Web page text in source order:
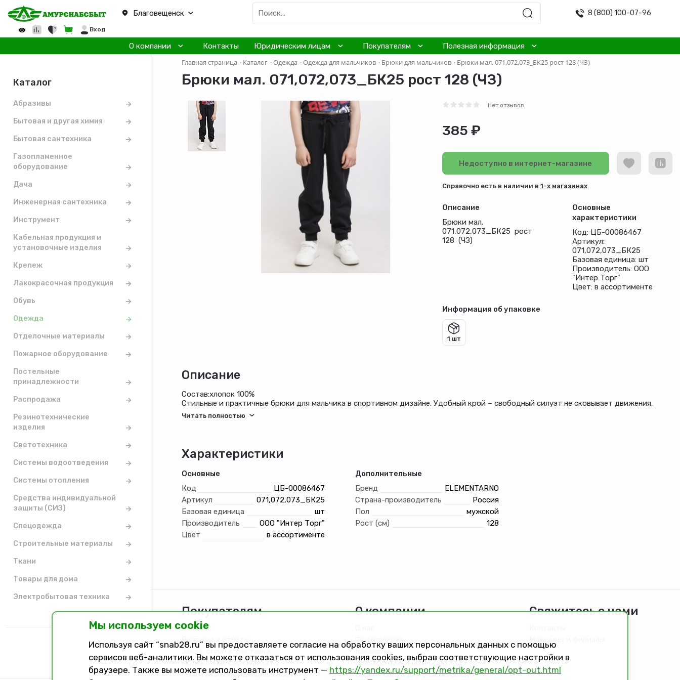
Благовещенск 8 (800) 100-07-96
Вход
О компании Контакты Юридическим лицам Покупателям Полезная информация
Каталог
Абразивы
Бытовая и другая химия
Бытовая сантехника
Газопламенное
оборудование
Дача
Инженерная сантехника
Инструмент
Кабельная продукция и
установочные изделия
Крепеж
Лакокрасочная продукция
Обувь
Одежда
Отделочные материалы
Пожарное оборудование
Постельные
принадлежности
Распродажа
Резинотехнические
изделия
Светотехника
Системы водоотведения
Системы отопления
Средства индивидуальной
защиты (СИЗ)
Спецодежда
Строительные материалы
Ткани
Товары для дома
Электробытовая техника
Главная страница · Каталог ·Одежда ·Одежда для мальчиков · Брюки для мальчиков · Брюки мал. 071,072,073_БК25 рост 128 (ЧЗ)
Брюки мал. 071,072,073_БК25 рост 128 (ЧЗ)
Нет отзывов
385 ₽
Недоступно в интернет-магазине
Cправочно есть в наличии в 1-х магазинах
Описание
Брюки мал.
071,072,073_БК25 рост
128 (ЧЗ)
Основные
характеристики
Код: ЦБ-00086467
Артикул:
071,072,073_БК25
Базовая единица: шт
Производитель: ООО
"Интер Торг"
Цвет: в ассортименте
Информация об упаковке
1 шт
Описание
Состав:хлопок 100%
Стильные и практичные брюки для мальчика в спортивном дизайне. Удобный крой – свободный силуэт не сковывает движения.
Практичный черный цвет сочетается с любой одеждой. Регулируемый пояс на резинке со шнурком. Практичные манжеты – низ
Характеристики
Основные
Код
ЦБ-00086467
Артикул
071,072,073_БК25
Базовая единица
шт
Производитель
ООО "Интер Торг"
Цвет
в ассортименте
Дополнительные
Бренд
ELEMENTARNO
Страна-производитель
Россия
Пол
мужской
Рост (см)
128
Покупателям
Каталог
Вопросы и ответы
Заказ, оплата, доставка
Подарочные сертификаты
Политика конфиденциальности
О компании
Фотогалерея
Вакансии
Договор публичной оферты
Версия сайта для слабовидящих
Свяжитесь с нами
Мы используем cookie
Используя сайт “snab28.ru” вы предоставляете согласие на обработку ваших персональных данных с помощью
сервисов веб-аналитики. Вы можете отказаться от использования cookies, выбрав соответствующие настройки в
браузере. Также вы можете использовать инструмент — https://yandex.ru/support/metrika/general/opt-out.html